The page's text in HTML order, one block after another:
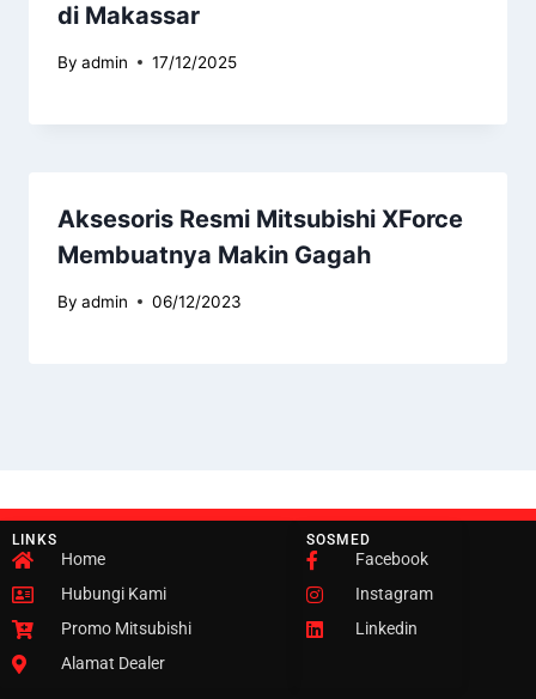
di Makassar
By admin 17/12/2025
Aksesoris Resmi Mitsubishi XForce
Membuatnya Makin Gagah
By admin 06/12/2023
LINKS
Home
Hubungi Kami
Promo Mitsubishi
Alamat Dealer
SOSMED
Facebook
Instagram
Linkedin